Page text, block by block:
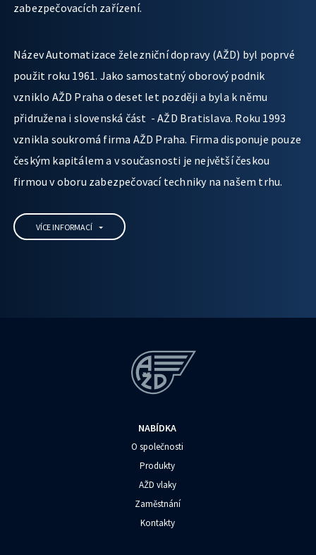
zabezpečovacích zařízení.
Název Automatizace železniční dopravy (AŽD) byl poprvé
použit roku 1961. Jako samostatný oborový podnik
vzniklo AŽD Praha o deset let později a byla k němu
přidružena i slovenská část - AŽD Bratislava. Roku 1993
vznikla soukromá firma AŽD Praha. Firma disponuje pouze
českým kapitálem a v současnosti je největší českou
firmou v oboru zabezpečovací techniky na našem trhu.
VÍCE INFORMACÍ
NABÍDKA
O společnosti
Produkty
AŽD vlaky
Zaměstnání
Kontakty